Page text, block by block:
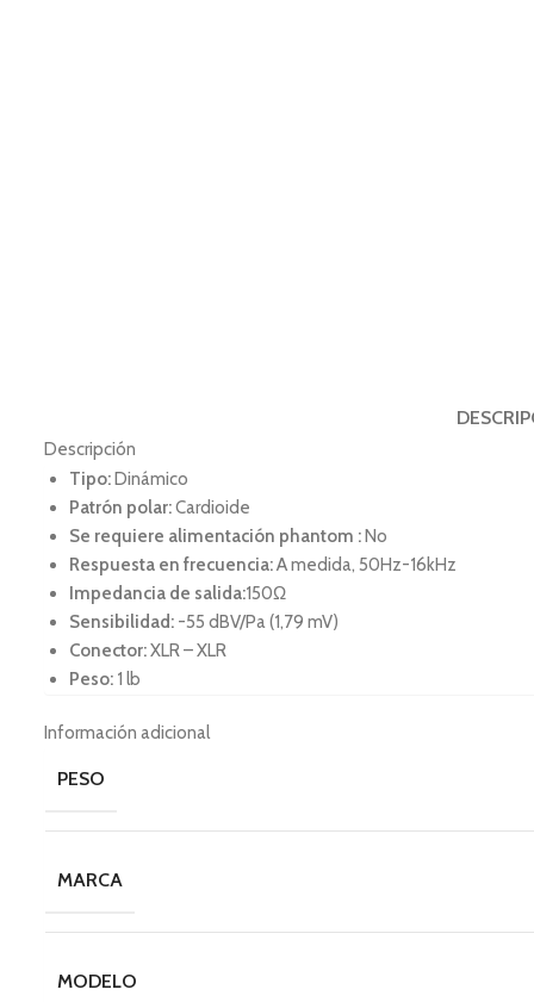
Descripción
Tipo: Dinámico
Patrón polar:Cardioide
Se requiere alimentación phantom : No
Respuesta en frecuencia:A medida, 50Hz-16kHz
Impedancia de salida:150Ω
Sensibilidad: -55 dBV/Pa (1,79 mV)
Conector:XLR – XLR
Peso: 1 lb
Información adicional
PESO
MARCA
MODELO